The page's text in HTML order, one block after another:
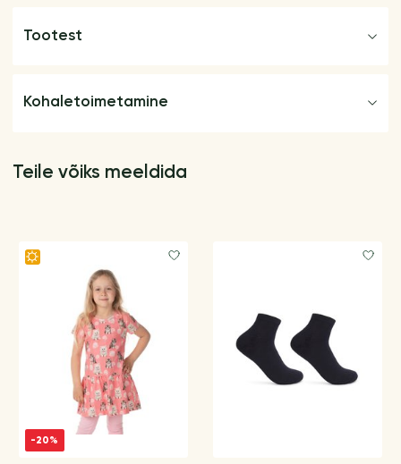
Tootest
Kohaletoimetamine
Teile võiks meeldida
-20%